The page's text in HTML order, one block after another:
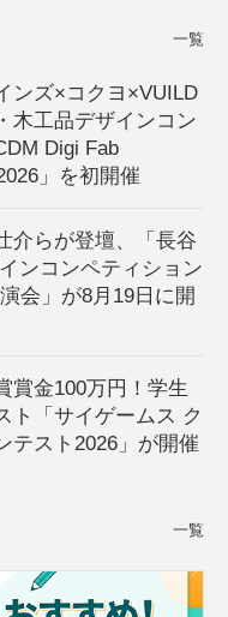
一覧
ンズ×コクヨ×VUILD
木工品デザインコン
Digi Fab
」を初開催
介らが登壇、「長谷
ンコンペティション
会」が8月19日に開
賞金100万円！学生
ト「サイゲームス ク
テスト2026」が開催
一覧